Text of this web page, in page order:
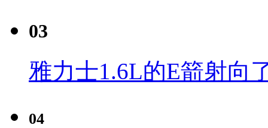
03
雅力士1.6L的E箭射向
04